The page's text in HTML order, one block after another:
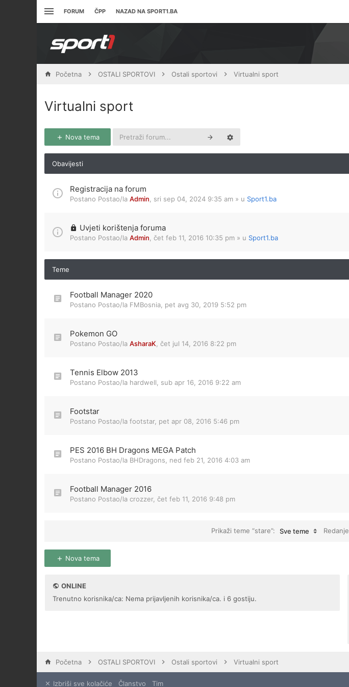
FORUM ČPP NAZAD NA SPORT1.BA
Početna OSTALI SPORTOVI Ostali sportovi Virtualni sport
Virtualni sport
Nova tema
Obavijesti
Registracija na forum
Postano Postao/la Admin sri sep 04, 2024 9:35 am » u Sport1.ba
Uvjeti korištenja foruma
Postano Postao/la Admin čet feb 11, 2016 10:35 pm » u Sport1.ba
Teme
Football Manager 2020
Postano Postao/la FMBosnia pet avg 30, 2019 5:52 pm
Pokemon GO
Postano Postao/la AsharaK čet jul 14, 2016 8:22 pm
Tennis Elbow 2013
Postano Postao/la hardwell sub apr 16, 2016 9:22 am
Footstar
Postano Postao/la footstar, pet apr 08, 2016 5:46 pm
PES 2016 BH Dragons MEGA Patch
Postano Postao/la BHDragons ned feb 21, 2016 4:03 am
Football Manager 2016
Postano Postao/la crozzer, čet feb 11, 2016 9:48 pm
Prikaži teme “stare”: Sve teme Redanje
Nova tema
ONLINE
Trenutno korisnika/ca: Nema prijavljenih korisnika/ca. i 6 gostiju.
Početna OSTALI SPORTOVI Ostali sportovi Virtualni sport
Izbriši sve kolačiće Članstvo Tim